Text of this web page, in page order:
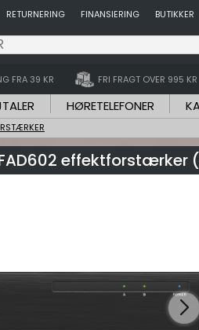
RETURNERING FINANSIERING BUTIKKER
FRA 39 KR FRI FRAGT OVER 995 KR
HØRETELEFONER
effektforstærker